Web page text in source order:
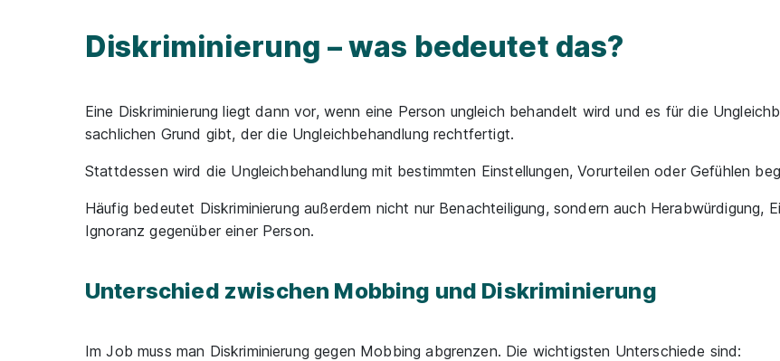
Diskriminierung – was bedeutet das?
Eine Diskriminierung liegt dann vor, wenn eine Person ungleich behandelt wird und es für die
sachlichen Grund gibt, der die Ungleichbehandlung rechtfertigt.
Stattdessen wird die Ungleichbehandlung mit bestimmten Einstellungen, Vorurteilen oder Gefühlen
Häufig bedeutet Diskriminierung außerdem nicht nur Benachteiligung, sondern auch Herabwürdigung,
Ignoranz gegenüber einer Person.
Unterschied zwischen Mobbing und Diskriminierung
Im Job muss man Diskriminierung gegen Mobbing abgrenzen. Die wichtigsten Unterschiede sind: